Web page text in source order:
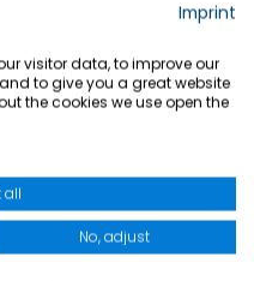
den Oberkörper.
griffbereit, wenn es
Zwischenstopp im
auf Spaziergängen und
zu wirken.
ihre Vielseitigkeit aus. Auf
Modell über einem
Imprint
visitor data, to improve our
to give you a great website
the cookies we use open the
all
No, adjust